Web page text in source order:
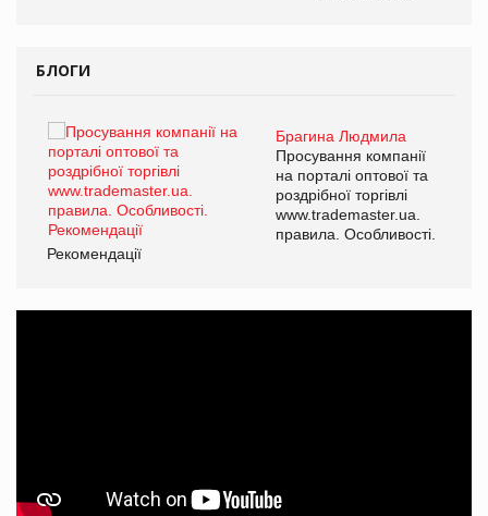
БЛОГИ
Брагина Людмила
Просування компанії
на порталі оптової та
роздрібної торгівлі
www.trademaster.ua.
правила. Особливості.
Рекомендації